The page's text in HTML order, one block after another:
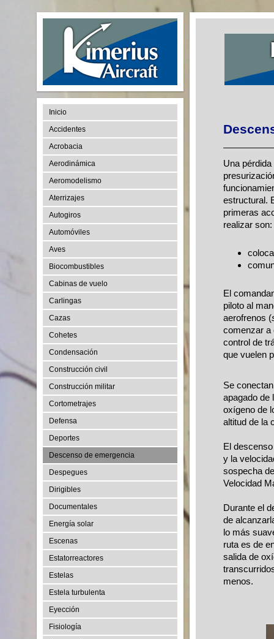
Inicio
Accidentes
Acrobacia
Aerodinámica
Aeromodelismo
Aterrizajes
Autogiros
Automóviles
Aves
Biocombustibles
Cabinas de vuelo
Carlingas
Cazas
Cohetes
Condensación
Construcción civil
Construcción militar
Cortometrajes
Defensa
Deportes
Descenso de emergencia
Despegues
Dirigibles
Documentales
Energía solar
Escenas
Estatorreactores
Estelas
Estela turbulenta
Eyección
Fisiología
Una
estructural.
primeras
realizar son:
El
piloto al
aerofrenos (
comenzar a
control de
que vuelen
Se
apagado de
oxígeno de
altitud de la
El
y la
sospecha
Velocidad
Durante el
de
lo más
ruta es de
salida de
menos.